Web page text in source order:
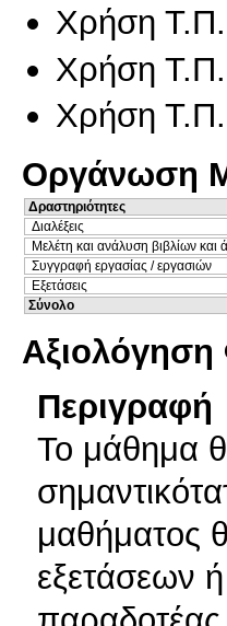
Χρήση
Χρήση
Χρήση
Οργάνωση
Δραστηριότητες
Διαλέξεις
Μελέτη και ανάλυση βιβλίων και
Συγγραφή εργασίας / εργασιών
Εξετάσεις
Σύνολο
Αξιολόγηση
Περιγραφή
Το μάθημα
μαθήματος
εξετάσεων